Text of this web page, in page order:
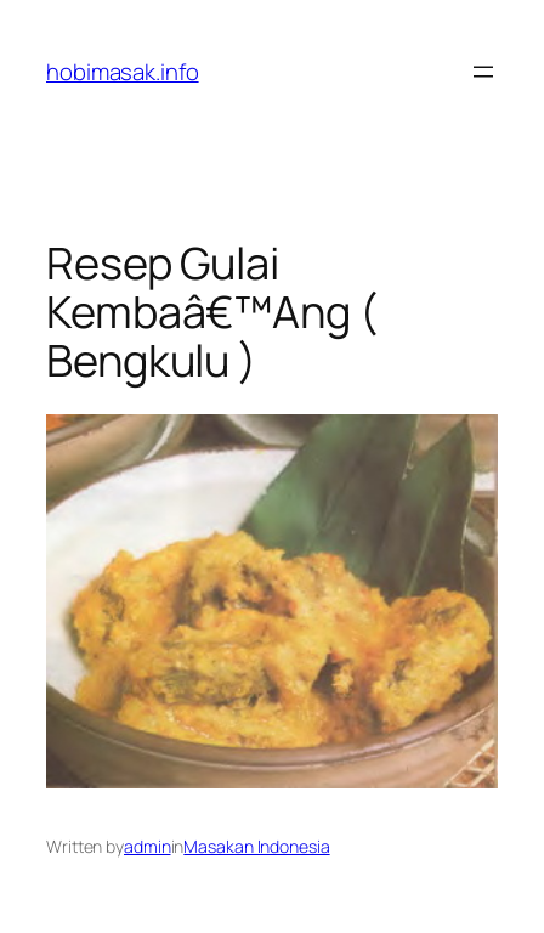
content
hobimasak.info
Resep Gulai
Kembaâ€™Ang (
Bengkulu )
Written byadmininMasakan Indonesia